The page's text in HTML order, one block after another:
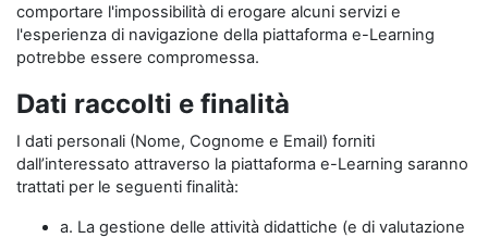
comportare l'impossibilità di erogare alcuni servizi e
l'esperienza di navigazione della piattaforma e-Learning
potrebbe essere compromessa.
Dati raccolti e finalità
I dati personali (Nome, Cognome e Email) forniti
dall’interessato attraverso la piattaforma e-Learning saranno
trattati per le seguenti finalità:
a. La gestione delle attività didattiche (e di valutazione